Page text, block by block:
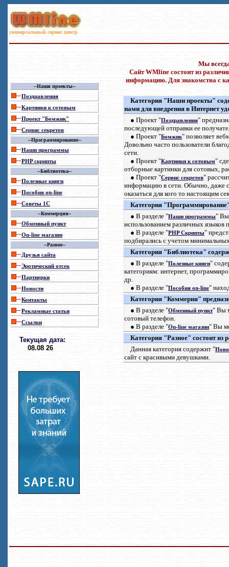
универсальный сервис центр
--Наши проекты--
Поздравления
Картинки к сотовым
Проект "Бомжик"
Сервис секретов
--Программирование--
Наши программы
PHPскрипты
--Библиотека--
Полезные книги
Пособия on-line
Советы 1С
--Коммерция--
Обменный пункт
On-line магазин
--Разное--
Друзья сайта
Эротический отсек
Партнерки
Новости
Контакты
Рекламные статьи
Ccылки
Текущая дата:
08.08 26
Мы
СайтWMline состоит из
информацию. Для знакомства с
Категория "Наши проекты"
нами для внедрения в Интернет
● Проект "Поздравления"
последующей отправки ее
● Проект "Бомжик" позволяет
Довольно часто пользователи
сети.
● Проект "Картинки к сотовым"
отборные картинки для сотовых,
● Проект "Сервис секретов"
информацию в сети. Обычно, даже
оказаться для кого то настоящим
Категория
● В разделе "Наши программы" Вы
использованием различных языков
● В разделе "PHPСкрипты"
подбирались с учетом
Категория "Библиотека"
● В разделе "Полезные книги"
категориям: интернет,
др.
● В разделе "Пособия on-line"
Категория "Коммерия"
● В разделе "Обменный пункт" Вы
сотовый телефон.
● В разделе "On-line магазин" Вы
Категория "Разное" состоит
Данная категория содержит "
сайт с красивыми девушками.